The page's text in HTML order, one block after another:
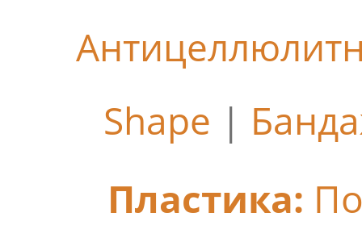
Shape |
Пластика: